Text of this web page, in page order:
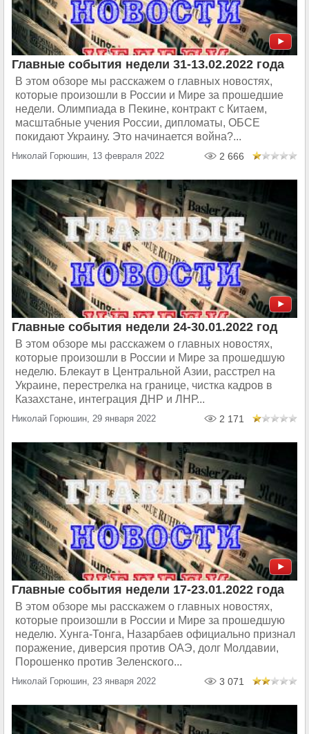
Главные события недели 31-13.02.2022 года
В этом обзоре мы расскажем о главных новостях,
которые произошли в России и Мире за прошедшие
недели. Олимпиада в Пекине, контракт с Китаем,
масштабные учения России, дипломаты, ОБСЕ
покидают Украину. Это начинается война?...
Николай Горюшин, 13 февраля 2022 2 666
Главные события недели 24-30.01.2022 год
В этом обзоре мы расскажем о главных новостях,
которые произошли в России и Мире за прошедшую
неделю. Блекаут в Центральной Азии, расстрел на
Украине, перестрелка на границе, чистка кадров в
Казахстане, интеграция ДНР и ЛНР...
Николай Горюшин, 29 января 2022 2 171
Главные события недели 17-23.01.2022 года
В этом обзоре мы расскажем о главных новостях,
которые произошли в России и Мире за прошедшую
неделю. Хунга-Тонга, Назарбаев официально признал
поражение, диверсия против ОАЭ, долг Молдавии,
Порошенко против Зеленского...
Николай Горюшин, 23 января 2022 3 071